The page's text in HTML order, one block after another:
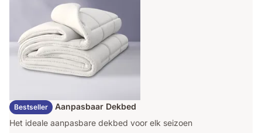
Bestseller
Emma Duo Aanpasbaar Dekbed
Het ideale aanpasbare dekbed voor elk seizoen